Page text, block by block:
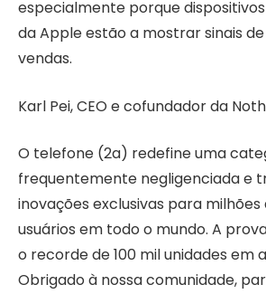
especialmente porque
da Apple estão a mostrar sinais
vendas.
Karl Pei, CEO e cofundador da
O telefone (2a) redefine uma
frequentemente negligenciada e
inovações exclusivas para milhões
usuários em todo o mundo. A
o recorde de 100 mil unidades em
Obrigado à nossa comunidade,